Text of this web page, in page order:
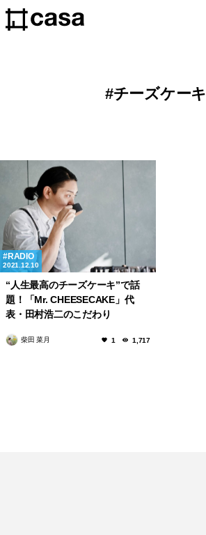
チーズケーキ
RADIO
2021.12.10
“人生最高のチーズケーキ”で話
題！「Mr. CHEESECAKE」代
表・田村浩二のこだわり
柴田 菜月 1 1,717